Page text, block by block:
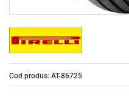
Cod produs: AT-86725